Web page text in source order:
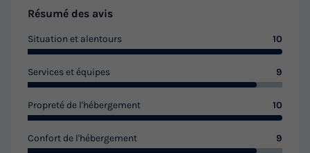
Résumé des avis
Situation et alentours 10
Services et équipes 9
Propreté de l'hébergement 10
Confort de l'hébergement 9